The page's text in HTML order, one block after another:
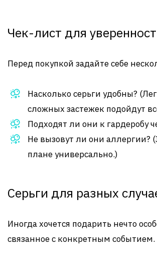
Чек-лист для
Перед покупкой задайте себе
Насколько серьги удобны?
сложных застежек подойдут
Подходят ли они к гардеробу
Не вызовут ли они аллергии?
плане универсально.)
Серьги для разных
Иногда хочется подарить нечто
связанное с конкретным событием.